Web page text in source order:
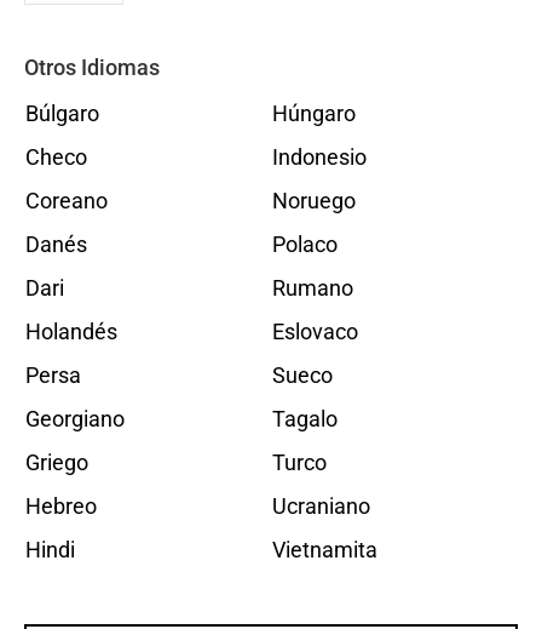
Otros Idiomas
Búlgaro
Checo
Coreano
Danés
Dari
Holandés
Persa
Georgiano
Griego
Hebreo
Hindi
Húngaro
Indonesio
Noruego
Polaco
Rumano
Eslovaco
Sueco
Tagalo
Turco
Ucraniano
Vietnamita